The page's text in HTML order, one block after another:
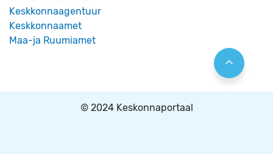
Keskkonnaagentuur
Keskkonnaamet
Maa-ja Ruumiamet
© 2024 Keskonnaportaal